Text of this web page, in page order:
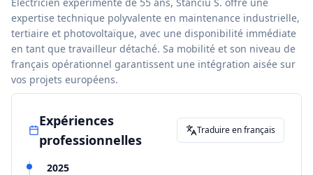
expertise technique polyvalente en maintenance industrielle,
tertiaire et photovoltaïque, avec une disponibilité immédiate
en tant que travailleur détaché. Sa mobilité et son niveau de
français opérationnel garantissent une intégration aisée sur
vos projets européens.
Expériences
professionnelles
Traduire en français
2025